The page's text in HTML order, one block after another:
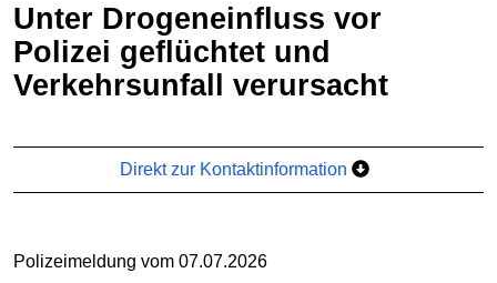
Unter Drogeneinfluss vor
Polizei geflüchtet und
Verkehrsunfall verursacht
Direkt zur Kontaktinformation
Polizeimeldung vom 07.07.2026